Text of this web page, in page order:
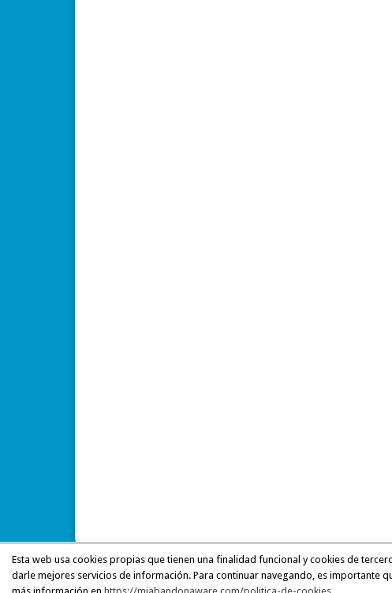
Esta web usa cookies propias que tienen una finalidad funcional y cookies de
darle mejores servicios de información. Para continuar navegando, es importante